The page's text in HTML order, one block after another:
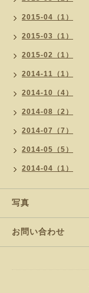
2015-04（1）
2015-03（1）
2015-02（1）
2014-11（1）
2014-10（4）
2014-08（2）
2014-07（7）
2014-05（5）
2014-04（1）
写真
お問い合わせ